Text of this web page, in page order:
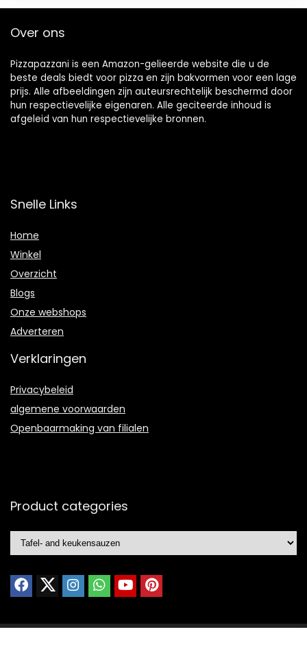
Over ons
Pizzapazzani is een Amazon-gelieerde website die u de
beste deals biedt voor pizza en zijn bakvormen voor een lage
prijs. Alle afbeeldingen zijn auteursrechtelijk beschermd door
hun respectievelijke eigenaren. Alle geciteerde inhoud is
afgeleid van hun respectievelijke bronnen.
Snelle Links
Home
Winkel
Overzicht
Blogs
Onze webshops
Adverteren
Verklaringen
Privacybeleid
algemene voorwaarden
Openbaarmaking van filialen
Product categories